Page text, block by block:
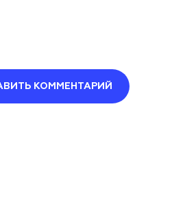
КОММЕНТАРИЙ